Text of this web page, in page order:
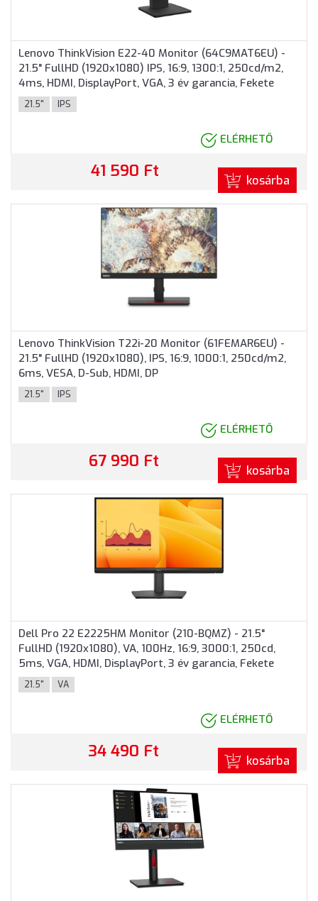
Lenovo ThinkVision E22-40 Monitor (64C9MAT6EU) -
21.5" FullHD (1920x1080) IPS, 16:9, 1300:1, 250cd/m2,
4ms, HDMI, DisplayPort, VGA, 3 év garancia, Fekete
színben
21.5" IPS
ELÉRHETŐ
41 590 Ft kosárba
Lenovo ThinkVision T22i-20 Monitor (61FEMAR6EU) -
21.5" FullHD (1920x1080), IPS, 16:9, 1000:1, 250cd/m2,
6ms, VESA, D-Sub, HDMI, DP
21.5" IPS
ELÉRHETŐ
67 990 Ft kosárba
Dell Pro 22 E2225HM Monitor (210-BQMZ) - 21.5"
FullHD (1920x1080), VA, 100Hz, 16:9, 3000:1, 250cd,
5ms, VGA, HDMI, DisplayPort, 3 év garancia, Fekete
színben
21.5" VA
ELÉRHETŐ
34 490 Ft kosárba